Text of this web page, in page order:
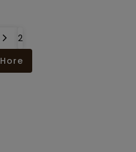
2
Hore